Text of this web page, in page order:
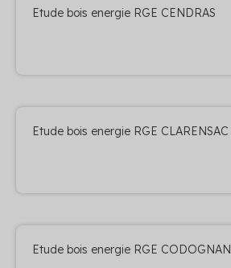
Etude bois energie RGE CENDRAS
Etude bois energie RGE CLARENSAC
Etude bois energie RGE CODOGNAN